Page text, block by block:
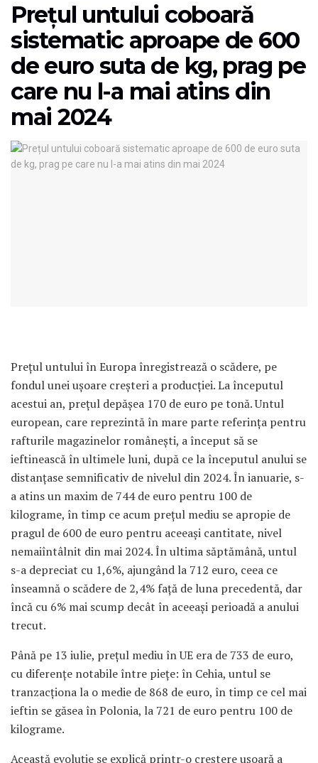
Prețul untului coboară
sistematic aproape de 600
de euro suta de kg, prag pe
care nu l-a mai atins din
mai 2024
Prețul untului în Europa înregistrează o scădere, pe
fondul unei ușoare creșteri a producției. La începutul
acestui an, prețul depășea 170 de euro pe tonă. Untul
european, care reprezintă în mare parte referința pentru
rafturile magazinelor românești, a început să se
ieftinească în ultimele luni, după ce la începutul anului se
distanțase semnificativ de nivelul din 2024. În ianuarie, s-
a atins un maxim de 744 de euro pentru 100 de
kilograme, în timp ce acum prețul mediu se apropie de
pragul de 600 de euro pentru aceeași cantitate, nivel
nemaiîntâlnit din mai 2024. În ultima săptămână, untul
s-a depreciat cu 1,6%, ajungând la 712 euro, ceea ce
înseamnă o scădere de 2,4% față de luna precedentă, dar
încă cu 6% mai scump decât în aceeași perioadă a anului
trecut.
Până pe 13 iulie, prețul mediu în UE era de 733 de euro,
cu diferențe notabile între piețe: în Cehia, untul se
tranzacționa la o medie de 868 de euro, în timp ce cel mai
ieftin se găsea în Polonia, la 721 de euro pentru 100 de
kilograme.
Această evoluție se explică printr-o creștere ușoară a